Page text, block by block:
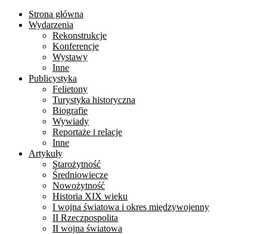
Strona główna
Wydarzenia
Rekonstrukcje
Konferencje
Wystawy
Inne
Publicystyka
Felietony
Turystyka historyczna
Biografie
Wywiady
Reportaże i relacje
Inne
Artykuły
Starożytność
Średniowiecze
Nowożytność
Historia XIX wieku
I wojna światowa i okres międzywojenny
II Rzeczpospolita
II wojna światowa